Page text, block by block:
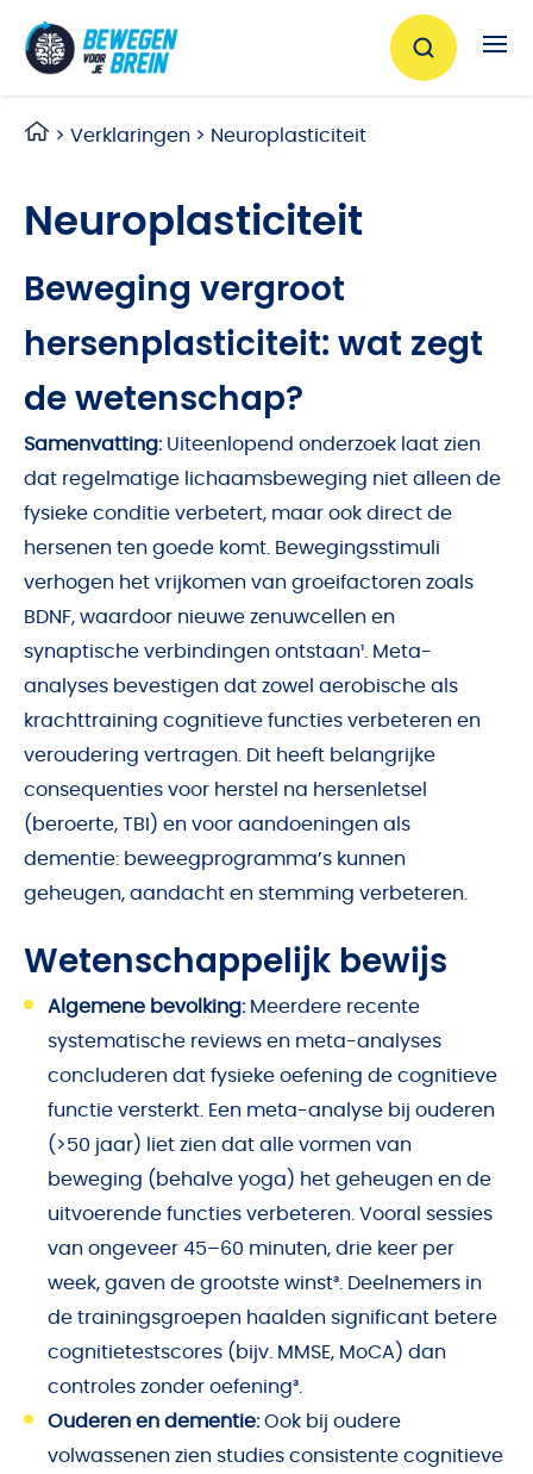
> Verklaringen > Neuroplasticiteit
Neuroplasticiteit
Beweging vergroot
hersenplasticiteit: wat zegt
de wetenschap?
Samenvatting:Uiteenlopend onderzoek laat zien
dat regelmatige lichaamsbeweging niet alleen de
fysieke conditie verbetert, maar ook direct de
hersenen ten goede komt. Bewegingsstimuli
verhogen het vrijkomen van groeifactoren zoals
BDNF, waardoor nieuwe zenuwcellen en
synaptische verbindingen ontstaan¹. Meta-
analyses bevestigen dat zowel aerobische als
krachttraining cognitieve functies verbeteren en
veroudering vertragen. Dit heeft belangrijke
consequenties voor herstel na hersenletsel
(beroerte, TBI) en voor aandoeningen als
dementie: beweegprogramma’s kunnen
geheugen, aandacht en stemming verbeteren.
Wetenschappelijk bewijs
Algemene bevolking:Meerdere recente
systematische reviews en meta-analyses
concluderen dat fysieke oefening de cognitieve
functie versterkt. Een meta-analyse bij ouderen
(>50 jaar) liet zien dat alle vormen van
beweging (behalve yoga) het geheugen en de
uitvoerende functies verbeteren. Vooral sessies
van ongeveer 45–60 minuten, drie keer per
week, gaven de grootste winst³. Deelnemers in
de trainingsgroepen haalden significant betere
cognitietestscores (bijv. MMSE, MoCA) dan
controles zonder oefening³.
Ouderen en dementie:Ook bij oudere
volwassenen zien studies consistente cognitieve